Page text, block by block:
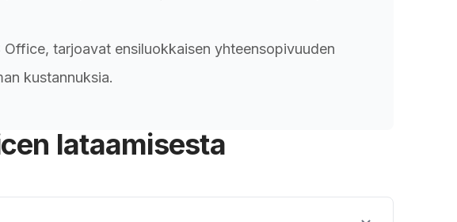
tarjoavat ensiluokkaisen yhteensopivuuden
kustannuksia.
lataamisesta